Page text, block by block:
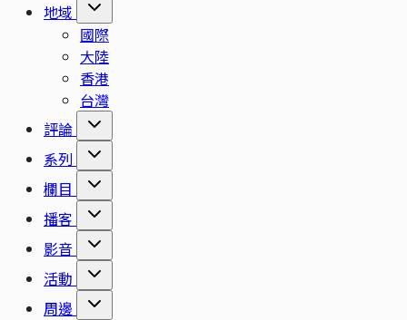
地域
國際
大陸
香港
台灣
評論
系列
欄目
播客
影音
活動
周邊